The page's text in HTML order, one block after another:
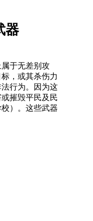
器
于无差别攻
，或其杀伤力
行为。因为这
摧毁平民及民
）。这些武器